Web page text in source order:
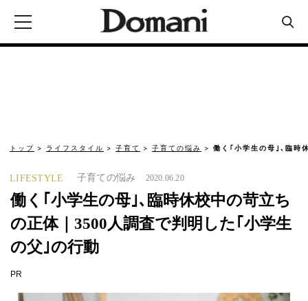
トップ ライフスタイル 子育て 子育ての悩み 働く｢小学生の母｣､臨時
LIFESTYLE 子育ての悩み 2020.06.20
働く｢小学生の母｣､臨時休校中の苛立ち
の正体｜3500人調査で判明した｢小学生
の父｣の行動
PR